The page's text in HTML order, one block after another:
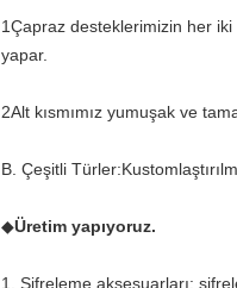
1Çapraz desteklerimizin her
yapar.
2Alt kısmımız yumuşak ve
B. Çeşitli
◆Üretim yapıyoruz.
1. Şifreleme aksesuarları: